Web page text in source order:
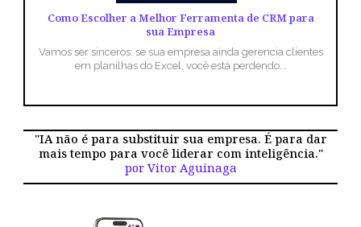
Como Escolher a Melhor Ferramenta de CRM para
sua Empresa
Vamos ser sinceros: se sua empresa ainda gerencia clientes
em planilhas do Excel, você está perdendo...
"IA não é para substituir sua empresa. É para dar
mais tempo para você liderar com inteligência."
por Vitor Aguinaga